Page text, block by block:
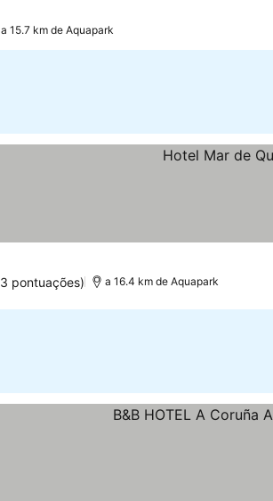
a 15.7 km de Aquapark
pontuações) a 16.4 km de Aquapark